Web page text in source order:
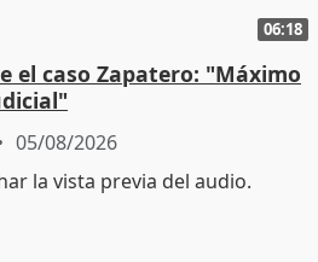
06:18
el caso Zapatero: "Máximo
05/08/2026